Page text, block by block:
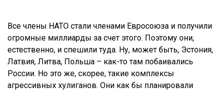
Все члены НАТО стали членами Евросоюза и получили
огромные миллиарды за счет этого. Поэтому они,
естественно, и спешили туда. Ну, может быть, Эстония,
Латвия, Литва, Польша – как-то там побаивались
России. Но это же, скорее, такие комплексы
агрессивных хулиганов. Они как бы планировали